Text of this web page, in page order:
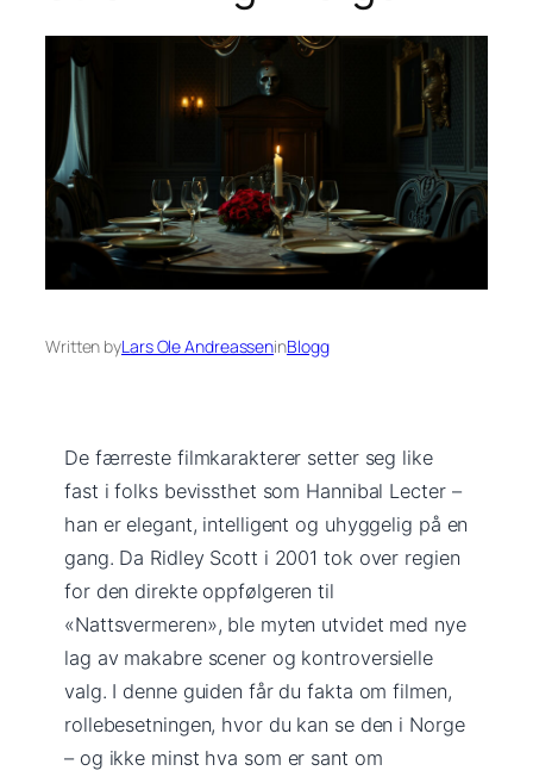
Written byLars Ole AndreasseninBlogg
De færreste filmkarakterer setter seg like
fast i folks bevissthet som Hannibal Lecter –
han er elegant, intelligent og uhyggelig på en
gang. Da Ridley Scott i 2001 tok over regien
for den direkte oppfølgeren til
«Nattsvermeren», ble myten utvidet med nye
lag av makabre scener og kontroversielle
valg. I denne guiden får du fakta om filmen,
rollebesetningen, hvor du kan se den i Norge
– og ikke minst hva som er sant om